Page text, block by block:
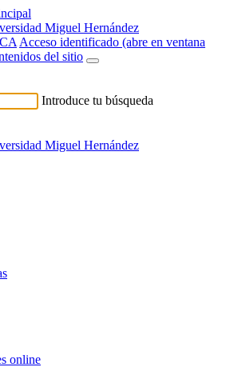
Acceso identificado (abre en ventana
del sitio
Introduce tu búsqueda
online